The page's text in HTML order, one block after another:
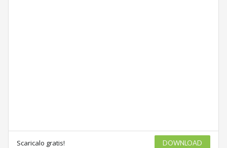
Scaricalo gratis! DOWNLOAD